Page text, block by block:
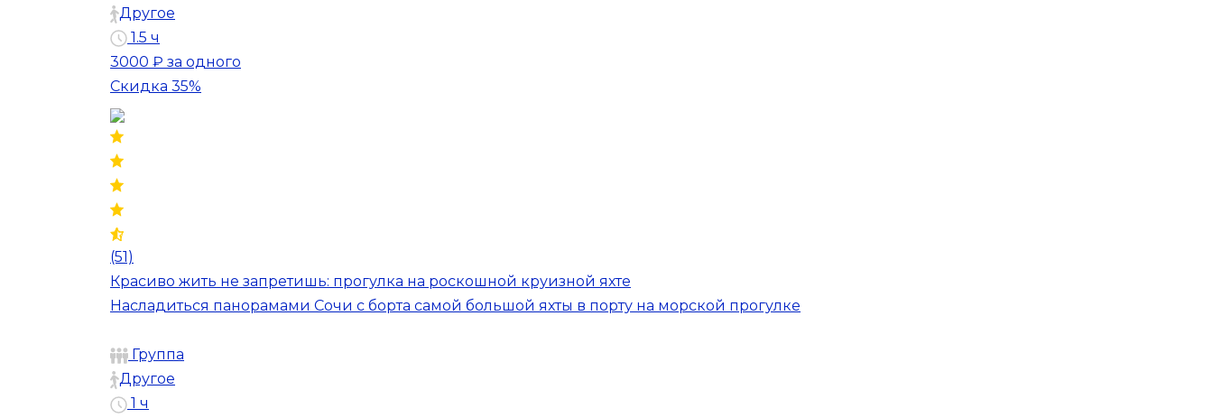
Другое
1.5 ч
3000 ₽ за одного
Скидка 35%
(51)
Красиво жить не запретишь: прогулка на роскошной круизной яхте
Насладиться панорамами Сочи с борта самой большой яхты в порту на морской прогулке
Группа
Другое
1 ч